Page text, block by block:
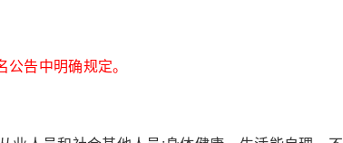
告中明确规定。